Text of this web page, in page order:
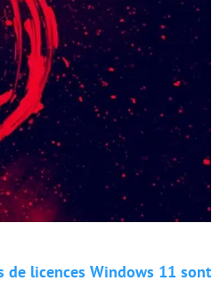
de licences Windows 11 sont